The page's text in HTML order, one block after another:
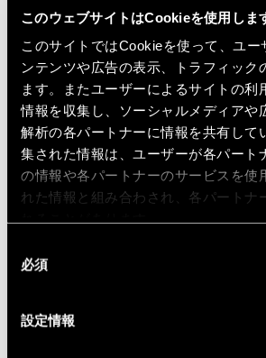
このウェブサイトはCookieを使用しま
このサイトではCookieを使って、ユー
ンテンツや広告の表示、トラフィック
ます。またユーザーによるサイトの利
情報を収集し、ソーシャルメディアや
解析の各パートナーに情報を共有して
集された情報は、ユーザーが各パート
の情報や各パートナーのサービスを使
れた情報と組み合わされ、各パートナ
必須
設定情報
Ressources humaines,
La contribution aux
de publications(blog
Transformation, études
parution presse,
formations internes et
Le développement
contribuant à la
besoins et en
Qualifications